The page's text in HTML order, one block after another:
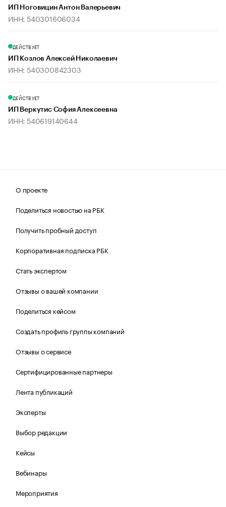
ИП Ноговицин Антон Валерьевич
ИНН: 540301606034
ДЕЙСТВУЕТ
ИП Козлов Алексей Николаевич
ИНН: 540300842303
ДЕЙСТВУЕТ
ИП Веркутис София Алексеевна
ИНН: 540619140644
О проекте
Поделиться новостью на РБК
Получить пробный доступ
Корпоративная подписка РБК
Стать экспертом
Отзывы о вашей компании
Поделиться кейсом
Создать профиль группы компаний
Отзывы о сервисе
Сертифицированные партнеры
Лента публикаций
Эксперты
Выбор редакции
Кейсы
Вебинары
Мероприятия